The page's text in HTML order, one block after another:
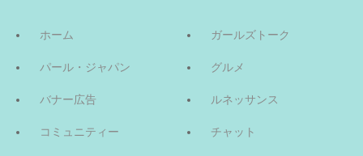
ホーム
パール・ジャパン
バナー広告
コミュニティー
ガールズトーク
グルメ
ルネッサンス
チャット